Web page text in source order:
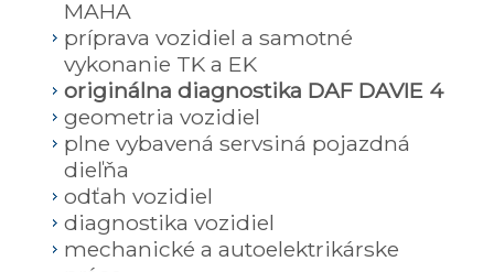
MAHA
príprava vozidiel a samotné
vykonanie TK a EK
originálna diagnostika DAF DAVIE 4
geometria vozidiel
plne vybavená servsiná pojazdná
dieľňa
odťah vozidiel
diagnostika vozidiel
mechanické a autoelektrikárske